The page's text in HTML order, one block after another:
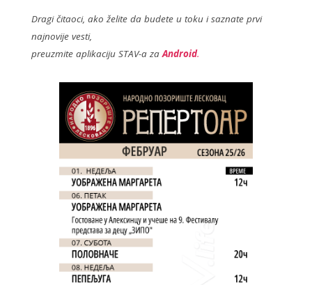
o
o
Dragi čitaoci, ako želite da budete u toku i saznate prvi
najnovije vesti,
preuzmite aplikaciju STAV-a za Android.